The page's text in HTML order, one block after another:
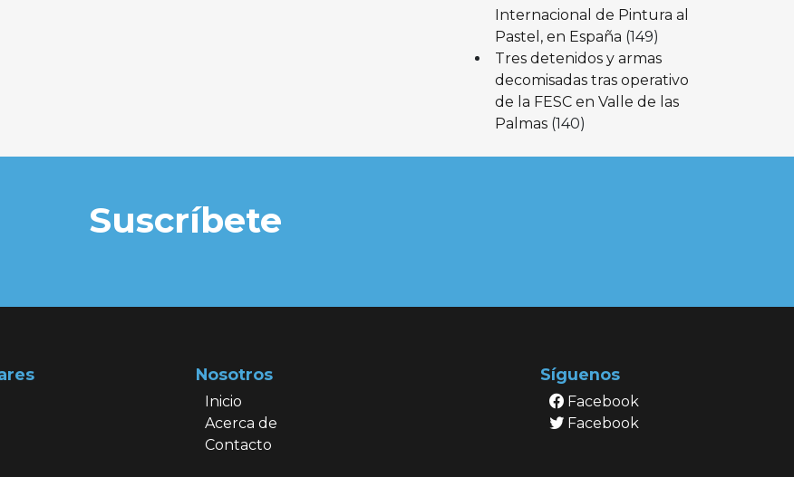
Internacional de Pintura al
Pastel, en España (149)
Tres detenidos y armas
decomisadas tras operativo
de la FESC en Valle de las
Palmas (140)
Suscríbete
Nosotros
Inicio
Acerca de
Contacto
Síguenos
Facebook
Facebook